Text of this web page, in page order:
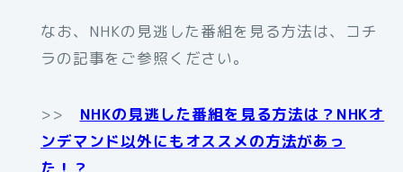
なお、NHKの見逃した番組を見る方法は、コチ
ラの記事をご参照ください。
>> NHKの見逃した番組を見る方法は？NHKオ
ンデマンド以外にもオススメの方法があっ
た！？